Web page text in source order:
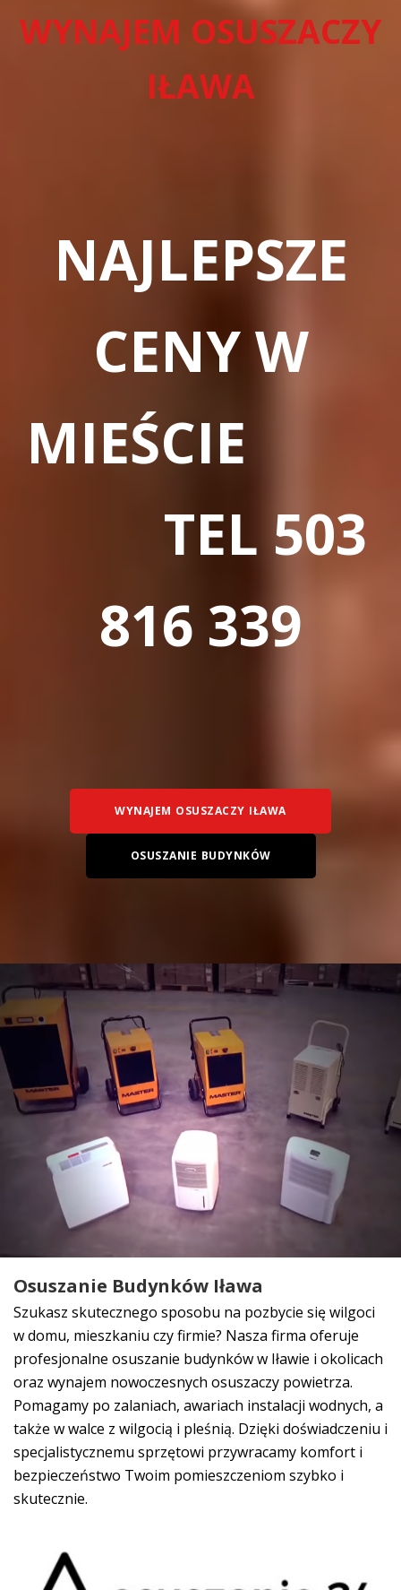
WYNAJEM OSUSZACZY
IŁAWA
NAJLEPSZE
CENY W
MIEŚCIE
TEL 503
816 339
WYNAJEM OSUSZACZY IŁAWA
OSUSZANIE BUDYNKÓW
Osuszanie Budynków Iława
Szukasz skutecznego sposobu na pozbycie się wilgoci
w domu, mieszkaniu czy firmie? Nasza firma oferuje
profesjonalne osuszanie budynków w Iławie i okolicach
oraz wynajem nowoczesnych osuszaczy powietrza.
Pomagamy po zalaniach, awariach instalacji wodnych, a
także w walce z wilgocią i pleśnią. Dzięki doświadczeniu i
specjalistycznemu sprzętowi przywracamy komfort i
bezpieczeństwo Twoim pomieszczeniom szybko i
skutecznie.